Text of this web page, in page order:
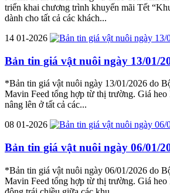
triển khai chương trình khuyến mãi Tết
dành cho tất cả các khách...
14 01-2026
Bản tin giá vật nuôi ngày 13/01/
*Bản tin giá vật nuôi ngày 13/01/2026 do
Mavin Feed tổng hợp từ thị trường. Giá
nâng lên ở tất cả các...
08 01-2026
Bản tin giá vật nuôi ngày 06/01/
*Bản tin giá vật nuôi ngày 06/01/2026 do
Mavin Feed tổng hợp từ thị trường. Giá heo